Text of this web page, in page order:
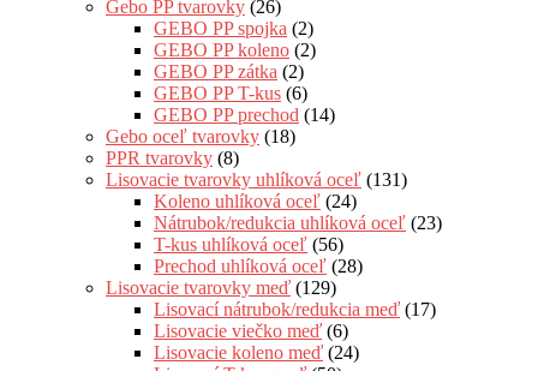
Gebo PP tvarovky (26)
GEBO PP spojka (2)
GEBO PP koleno (2)
GEBO PP zátka (2)
GEBO PP T-kus (6)
GEBO PP prechod (14)
Gebo oceľ tvarovky (18)
PPR tvarovky (8)
Lisovacie tvarovky uhlíková oceľ (131)
Koleno uhlíková oceľ (24)
Nátrubok/redukcia uhlíková oceľ (23)
T-kus uhlíková oceľ (56)
Prechod uhlíková oceľ (28)
Lisovacie tvarovky meď (129)
Lisovací nátrubok/redukcia meď (17)
Lisovacie viečko meď (6)
Lisovacie koleno meď (24)